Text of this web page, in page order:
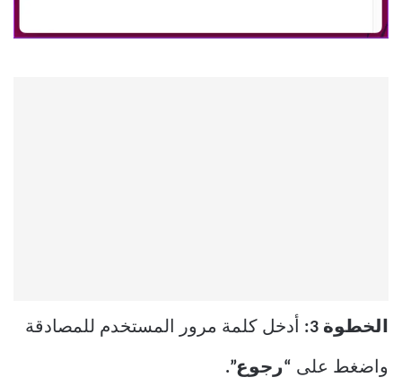
الخطوة 3: أدخل كلمة مرور المستخدم للمصادقة
واضغط على “رجوع”.